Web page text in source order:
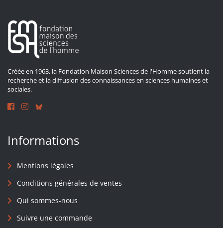
Créée en 1963, la Fondation Maison Sciences de l'Homme soutient la
recherche et la diffusion des connaissances en sciences humaines et
sociales.
Informations
Mentions légales
Conditions générales de ventes
Qui sommes-nous
Suivre une commande